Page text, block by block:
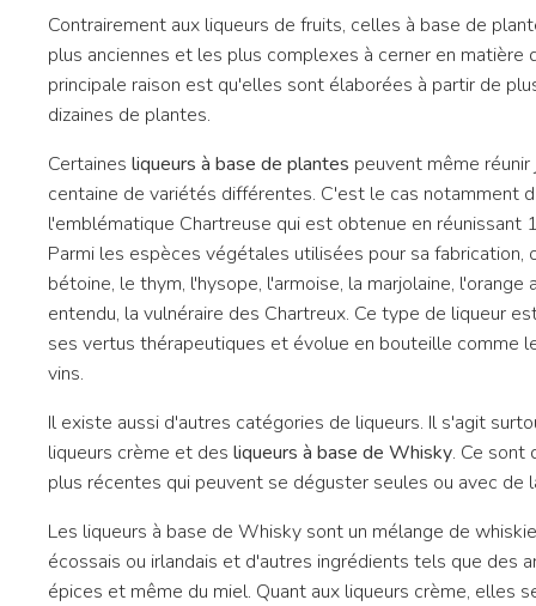
Contrairement aux liqueurs de fruits, celles à base de
plus anciennes et les plus complexes à cerner en matière
principale raison est qu'elles sont élaborées à partir de
dizaines de plantes.
Certaines liqueurs à base de plantes peuvent même réunir
centaine de variétés différentes. C'est le cas notamment
l'emblématique Chartreuse qui est obtenue en réunissant
Parmi les espèces végétales utilisées pour sa fabrication,
bétoine, le thym, l'hysope, l'armoise, la marjolaine, l'orange
entendu, la vulnéraire des Chartreux. Ce type de liqueur
ses vertus thérapeutiques et évolue en bouteille comme
vins.
Il existe aussi d'autres catégories de liqueurs. Il s'agit
liqueurs crème et des liqueurs à base de Whisky. Ce sont
plus récentes qui peuvent se déguster seules ou avec de
Les liqueurs à base de Whisky sont un mélange de
écossais ou irlandais et d'autres ingrédients tels que des
épices et même du miel. Quant aux liqueurs crème, elles